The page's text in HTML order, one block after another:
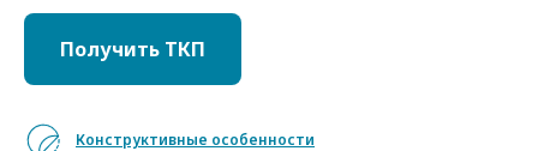
Получить ТКП
Конструктивные особенности